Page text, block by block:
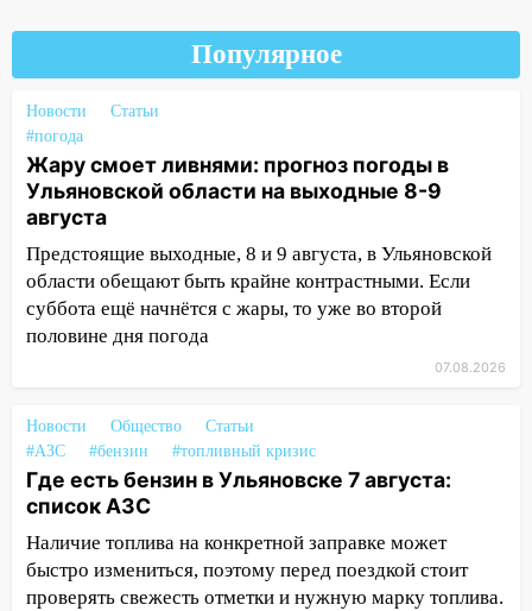
столкнулись «Лада» и Chevrolet:
пострадал 14-летний подросток
12:00
Где есть бензин в Ульяновске 7
августа: список АЗС
11:50
Заснул рядом с ребёнком и
случайно задушил его: суд вынес
приговор
11:38 В Ленинском районе пожар
полностью уничтожил дачный дом и
сарай
В Госдуме предложили отменить
11:25
В Ульяновске ИИ будет выявлять
нарушителей на контейнерных
площадках
11:20
Ульяновская шахматистка
Валерия Клейменова выиграла два
золота в составе сборной мира
Популярное
Новости
Статьи
#погода
Жару смоет ливнями: прогноз погоды в
Ульяновской области на выходные 8-9
августа
Предстоящие выходные, 8 и 9 августа, в Ульяновской
области обещают быть крайне контрастными. Если
суббота ещё начнётся с жары, то уже во второй
половине дня погода
07.08.2026
Новости Общество
Статьи
#АЗС
#бензин #топливный кризис
Где есть бензин в Ульяновске 7 августа:
список АЗС
Наличие топлива на конкретной заправке может
быстро измениться, поэтому перед поездкой стоит
проверять свежесть отметки и нужную марку топлива.